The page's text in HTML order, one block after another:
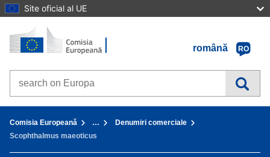
Site oficial al UE
Accesaţi conţinutul
Prima pagină - Comisia Europeană
română
RO
Search on Europa websites
Comisia Europeană …
Denumiri comerciale
Scophthalmus maeoticus